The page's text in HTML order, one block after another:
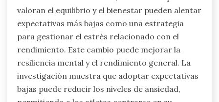
valoran el equilibrio y el bienestar pueden alentar
expectativas más bajas como una estrategia
para gestionar el estrés relacionado con el
rendimiento. Este cambio puede mejorar la
resiliencia mental y el rendimiento general. La
investigación muestra que adoptar expectativas
bajas puede reducir los niveles de ansiedad,